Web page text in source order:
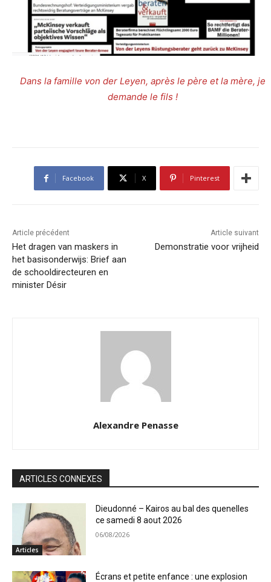
Dans la famille von der Leyen, après le père et la mère, je
demande le fils !
Facebook X Pinterest
Article précédent
Het dragen van maskers in
het basisonderwijs: Brief aan
de schooldirecteuren en
minister Désir
Article suivant
Demonstratie voor vrijheid
Alexandre Penasse
ARTICLES CONNEXES
Articles
Dieudonné – Kairos au bal des quenelles
ce samedi 8 aout 2026
06/08/2026
Écrans et petite enfance : une explosion